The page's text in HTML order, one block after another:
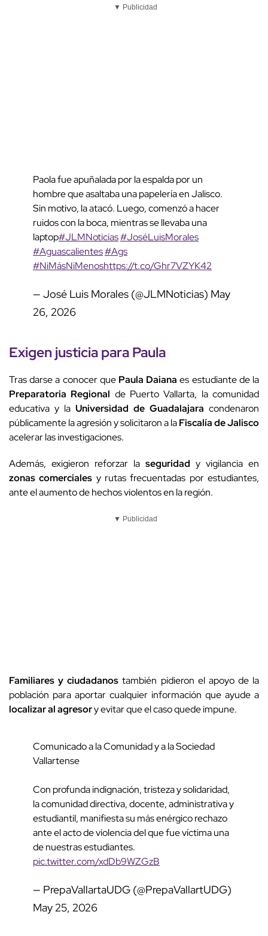
▼ Publicidad
Paola fue apuñalada por la espalda por un
hombre que asaltaba una papelería en Jalisco.
Sin motivo, la atacó. Luego, comenzó a hacer
ruidos con la boca, mientras se llevaba una
laptop#JLMNoticias#JoséLuisMorales
#Aguascalientes#Ags
#NiMásNiMenoshttps://t.co/Ghr7VZYK42
— José Luis Morales (@JLMNoticias) May
26, 2026
Exigen justicia para Paula
Tras darse a conocer que Paula Daiana es estudiante de la
Preparatoria Regional de Puerto Vallarta, la comunidad
educativa y la Universidad de Guadalajara condenaron
públicamente la agresión y solicitaron a laFiscalía de Jalisco
acelerar las investigaciones.
Además, exigieron reforzar la seguridad y vigilancia en
zonas comerciales y rutas frecuentadas por estudiantes,
ante el aumento de hechos violentos en la región.
▼ Publicidad
Familiares y ciudadanos también pidieron el apoyo de la
población para aportar cualquier información que ayude a
localizar al agresory evitar que el caso quede impune.
Comunicado a la Comunidad y a la Sociedad
Vallartense
Con profunda indignación, tristeza y solidaridad,
la comunidad directiva, docente, administrativa y
estudiantil, manifiesta su más enérgico rechazo
ante el acto de violencia del que fue víctima una
de nuestras estudiantes.
pic.twitter.com/xdDb9WZGzB
— PrepaVallartaUDG (@PrepaVallartUDG)
May 25, 2026